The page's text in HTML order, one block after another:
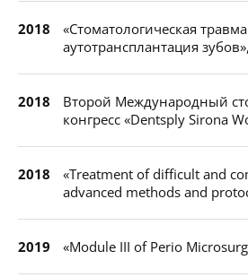
2018
«Стоматологическая
аутотрансплантация
2018
Второй Международный
конгресс «Dentsply Sirona
2018
«Treatment of difficult and
advanced methods and
2019 «Module III of Perio